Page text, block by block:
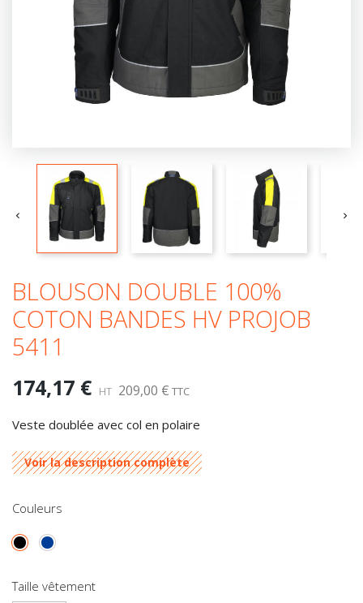
 
BLOUSON DOUBLE 100%
COTON BANDES HV PROJOB
5411
174,17 € HT 209,00 € TTC
Veste doublée avec col en polaire
Voir la description complète
Couleurs
Noir Bleu
Taille vêtement